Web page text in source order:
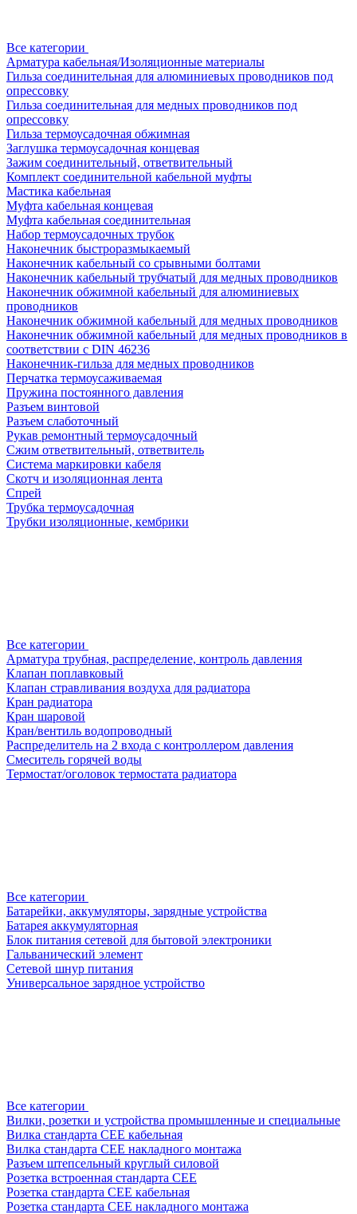
Все категории
Арматура кабельная/Изоляционные материалы
Гильза соединительная для алюминиевых проводников под
опрессовку
Гильза соединительная для медных проводников под
опрессовку
Гильза термоусадочная обжимная
Заглушка термоусадочная концевая
Зажим соединительный, ответвительный
Комплект соединительной кабельной муфты
Мастика кабельная
Муфта кабельная концевая
Муфта кабельная соединительная
Набор термоусадочных трубок
Наконечник быстроразмыкаемый
Наконечник кабельный со срывными болтами
Наконечник кабельный трубчатый для медных проводников
Наконечник обжимной кабельный для алюминиевых
проводников
Наконечник обжимной кабельный для медных проводников
Наконечник обжимной кабельный для медных проводников в
соответствии с DIN 46236
Наконечник-гильза для медных проводников
Перчатка термоусаживаемая
Пружина постоянного давления
Разъем винтовой
Разъем слаботочный
Рукав ремонтный термоусадочный
Сжим ответвительный, ответвитель
Система маркировки кабеля
Скотч и изоляционная лента
Спрей
Трубка термоусадочная
Трубки изоляционные, кембрики
Все категории
Арматура трубная, распределение, контроль давления
Клапан поплавковый
Клапан стравливания воздуха для радиатора
Кран радиатора
Кран шаровой
Кран/вентиль водопроводный
Распределитель на 2 входа с контроллером давления
Смеситель горячей воды
Термостат/оголовок термостата радиатора
Все категории
Батарейки, аккумуляторы, зарядные устройства
Батарея аккумуляторная
Блок питания сетевой для бытовой электроники
Гальванический элемент
Сетевой шнур питания
Универсальное зарядное устройство
Все категории
Вилки, розетки и устройства промышленные и специальные
Вилка стандарта CEE кабельная
Вилка стандарта CEE накладного монтажа
Разъем штепсельный круглый силовой
Розетка встроенная стандарта CEE
Розетка стандарта СЕЕ кабельная
Розетка стандарта СЕЕ накладного монтажа